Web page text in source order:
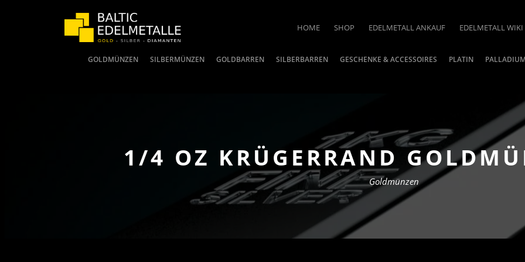
HOME SHOP EDELMETALL ANKAUF EDELMETALL WIKI
GOLDMÜNZEN SILBERMÜNZEN GOLDBARREN SILBERBARREN GESCHENKE & ACCESSOIRES PLATIN
1/4 OZ KRÜGERRAND
Goldmünzen